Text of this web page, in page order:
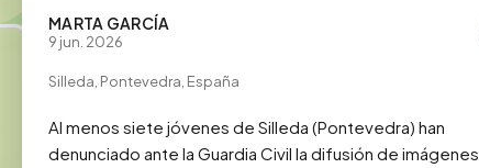
MARTA GARCÍA
9 jun. 2026
Silleda, Pontevedra, España
Al menos siete jóvenes de Silleda (Pontevedra) han
denunciado ante la Guardia Civil la difusión de imágenes